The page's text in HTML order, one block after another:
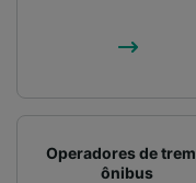
Operadores de
ônibus